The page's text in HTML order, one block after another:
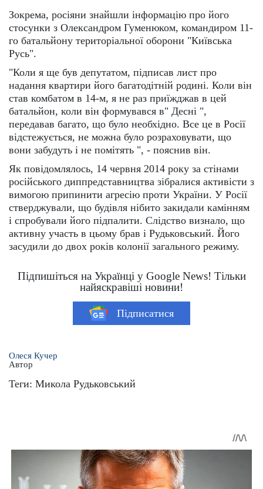
Зокрема, росіяни знайшли інформацію про його
стосунки з Олександром Гуменюком, командиром 11-
го батальйону територіальної оборони "Київська
Русь".
"Коли я ще був депутатом, підписав лист про
надання квартири його багатодітній родині. Коли він
став комбатом в 14-м, я не раз приїжджав в цей
батальйон, коли він формувався в" Десні ",
передавав багато, що було необхідно. Все це в Росії
відстежується, не можна було розраховувати, що
вони забудуть і не помітять ", - пояснив він.
Як повідомлялось, 14 червня 2014 року за стінами
російського диппредставництва зібралися активісти з
вимогою припинити агресію проти України. У Росії
стверджували, що будівля нібито закидали камінням
і спробували його підпалити. Слідство визнало, що
активну участь в цьому брав і Рудьковський. Його
засудили до двох років колонії загального режиму.
Підпишіться на Українці у Google News! Тільки
найяскравіші новини!
Підписатися
Олеся Кучер
Автор
Теги: Микола Рудьковський